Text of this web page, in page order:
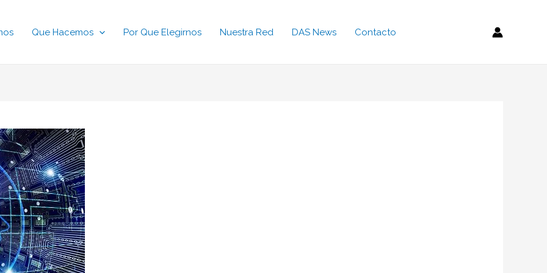
Que Hacemos Por Que Elegirnos Nuestra Red DAS News Contacto